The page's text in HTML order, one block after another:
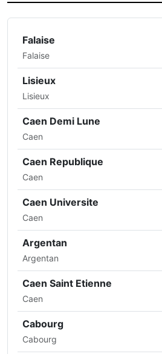
Falaise
Falaise
Lisieux
Lisieux
Caen Demi Lune
Caen
Caen Republique
Caen
Caen Universite
Caen
Argentan
Argentan
Caen Saint Etienne
Caen
Cabourg
Cabourg